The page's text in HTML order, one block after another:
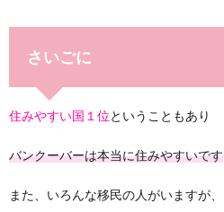
さいごに
住みやすい国１位ということもあり
バンクーバーは本当に住みやすいです
また、いろんな移民の人がいますが、